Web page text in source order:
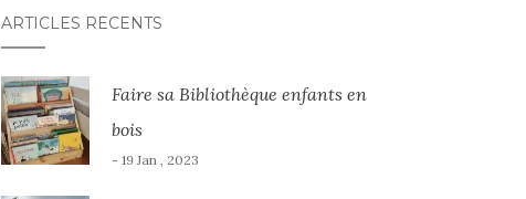
ARTICLES RÉCENTS
Faire sa Bibliothèque enfants en
bois
- 19 Jan , 2023